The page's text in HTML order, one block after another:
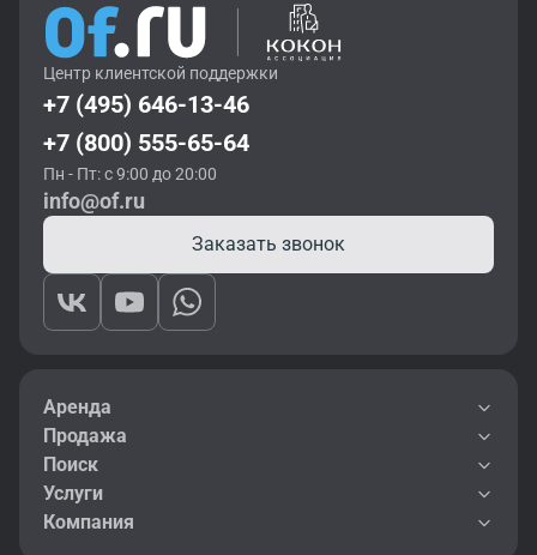
Центр клиентской поддержки
+7 (495) 646-13-46
+7 (800) 555-65-64
Пн - Пт: с 9:00 до 20:00
info@of.ru
Заказать звонок
Аренда
Продажа
Поиск
Услуги
Компания